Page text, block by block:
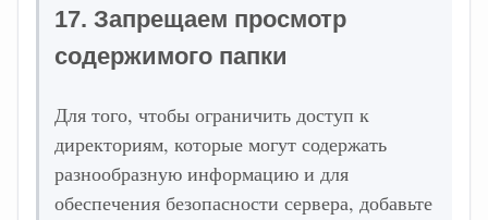
17. Запрещаем просмотр
содержимого папки
Для того, чтобы ограничить доступ к
директориям, которые могут содержать
разнообразную информацию и для
обеспечения безопасности сервера, добавьте